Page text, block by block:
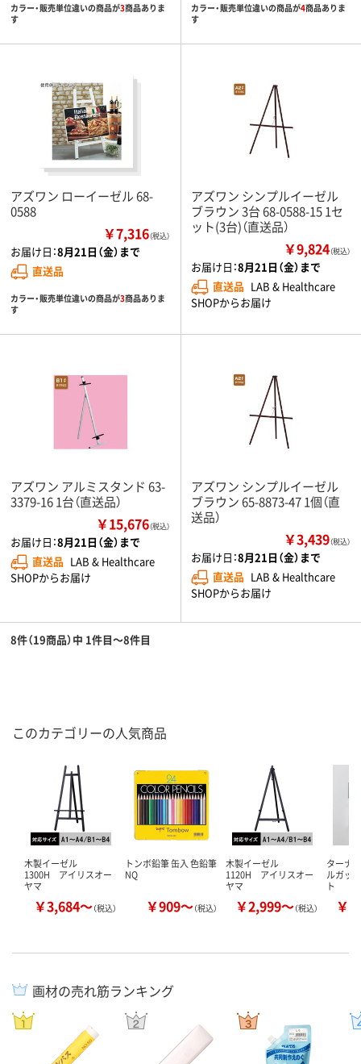
カラー・販売単位違いの商品が3商品ありま
す
カラー・販売単位違いの商品が4商品ありま
す
アズワン ローイーゼル 68-
0588
￥7,316（税込）
お届け日：8月21日（金）まで
直送品
カラー・販売単位違いの商品が3商品ありま
す
アズワン シンプルイーゼル
ブラウン 3台 68-0588-15 1セ
ット(3台)（直送品）
￥9,824（税込）
お届け日：8月21日（金）まで
直送品 LAB & Healthcare
SHOPからお届け
アズワン アルミスタンド 63-
3379-16 1台（直送品）
￥15,676（税込）
お届け日：8月21日（金）まで
直送品 LAB & Healthcare
SHOPからお届け
アズワン シンプルイーゼル
ブラウン 65-8873-47 1個（直
送品）
￥3,439（税込）
お届け日：8月21日（金）まで
直送品 LAB & Healthcare
SHOPからお届け
8件（19商品）中 1件目～8件目
このカテゴリーの人気商品
木製イーゼル
1300H アイリスオー
ヤマ
￥3,684～（税込）
トンボ鉛筆 缶入 色鉛筆
NQ
￥909～（税込）
木製イーゼル
1120H アイリスオー
ヤマ
￥2,999～（税込）
ターナ
ルガッ
ト
￥
画材の売れ筋ランキング